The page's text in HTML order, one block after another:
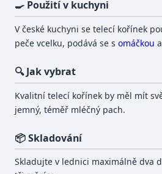
🍳 Použití v kuchyni
V české kuchyni se telecí kořínek
peče vcelku, podává se somáčkou
🔍 Jak vybrat
Kvalitní telecí kořínek by měl mít
jemný, téměř mléčný pach.
📦 Skladování
Skladujte v lednici maximálně dva